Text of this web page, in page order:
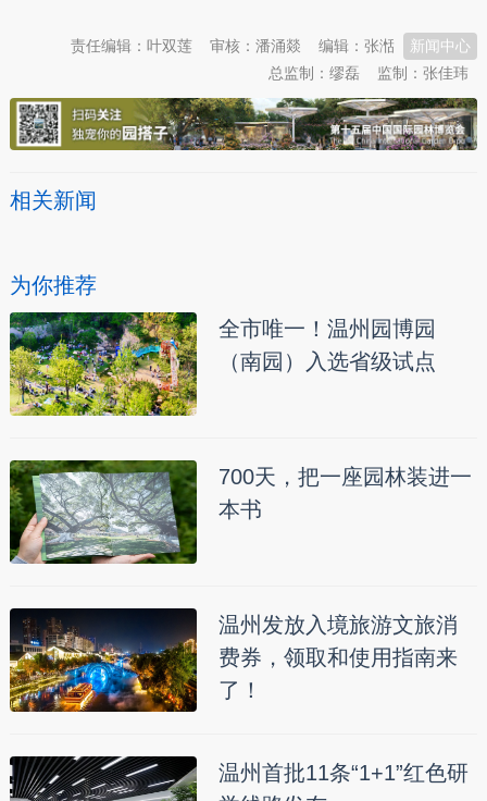
新闻中心
编辑：张湉
审核：潘涌燚
责任编辑：叶双莲
监制：张佳玮
总监制：缪磊
相关新闻
为你推荐
全市唯一！温州园博园
（南园）入选省级试点
700天，把一座园林装进一
本书
温州发放入境旅游文旅消
费券，领取和使用指南来
了！
温州首批11条“1+1”红色研